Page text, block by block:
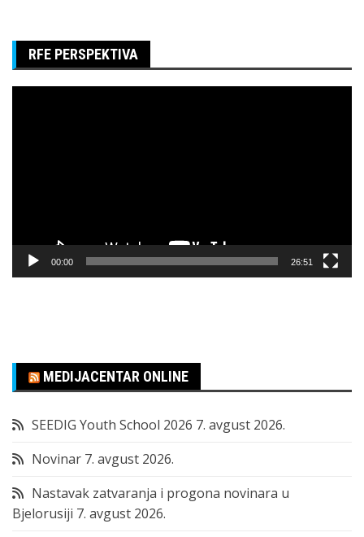
RFE PERSPEKTIVA
00:00 26:51
MEDIJACENTAR ONLINE
SEEDIG Youth School 2026 7. avgust 2026.
Novinar 7. avgust 2026.
Nastavak zatvaranja i progona novinara u
Bjelorusiji 7. avgust 2026.